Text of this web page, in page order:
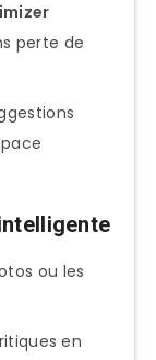
perte de
ou les
en